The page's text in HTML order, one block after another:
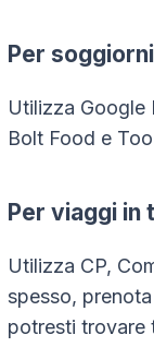
Per
Utilizza Google
Bolt Food e
Per viaggi in
Utilizza CP,
spesso,
potresti trovare